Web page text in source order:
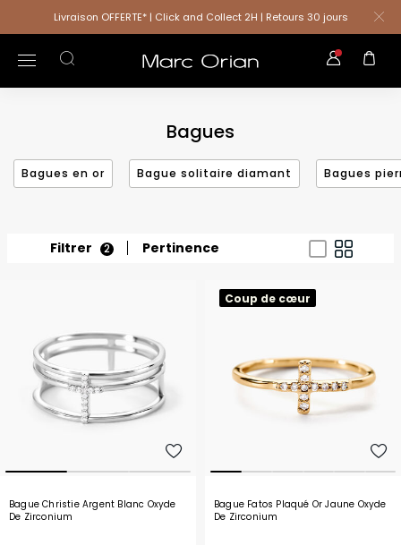
Livraison OFFERTE* | Click and Collect 2H | Retours 30 jours
Bagues
Bagues en or Bague solitaire diamant Bagues
Filtrer 2 Pertinence
Bague Christie Argent Blanc Oxyde
De Zirconium
Coup de cœur
Bague Fatos Plaqué Or Jaune Oxyde
De Zirconium